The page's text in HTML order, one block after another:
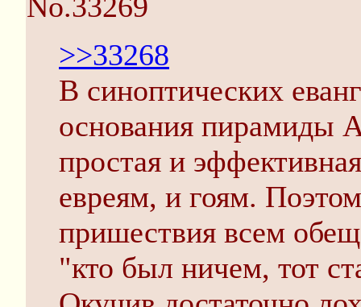
>>33268
В синоптических
основания пирамиды
простая и
евреям, и гоям.
пришествия всем
"кто был ничем, тот